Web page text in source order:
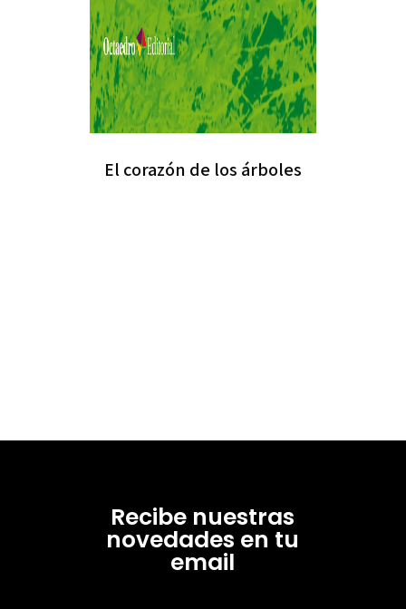
El corazón de los árboles
Recibe nuestras
novedades en tu
email